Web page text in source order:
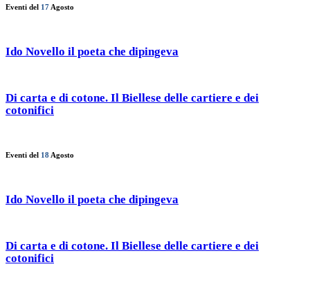
Eventi del 17 Agosto
Ido Novello il poeta che dipingeva
Di carta e di cotone. Il Biellese delle cartiere e dei
cotonifici
Eventi del 18Agosto
Ido Novello il poeta che dipingeva
Di carta e di cotone. Il Biellese delle cartiere e dei
cotonifici